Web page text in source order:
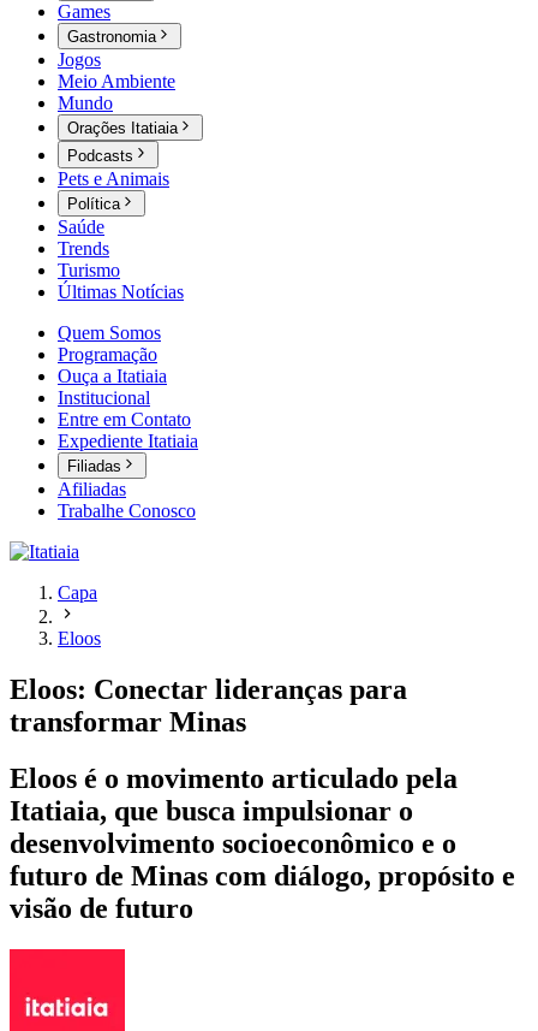
Games
Gastronomia
Jogos
Meio Ambiente
Mundo
Orações Itatiaia
Podcasts
Pets e Animais
Política
Saúde
Trends
Turismo
Últimas Notícias
Quem Somos
Programação
Ouça a Itatiaia
Institucional
Entre em Contato
Expediente Itatiaia
Filiadas
Afiliadas
Trabalhe Conosco
Capa
Eloos
Eloos: Conectar lideranças para
transformar Minas
Eloos é o movimento articulado pela
Itatiaia, que busca impulsionar o
desenvolvimento socioeconômico e o
futuro de Minas com diálogo, propósito e
visão de futuro